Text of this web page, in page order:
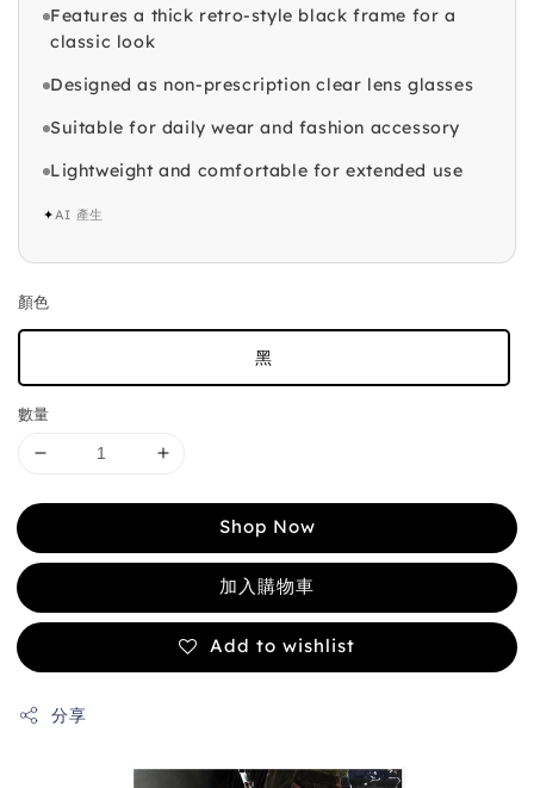
Features a thick retro-style black frame for a
classic look
Designed as non-prescription clear lens glasses
Suitable for daily wear and fashion accessory
Lightweight and comfortable for extended use
✦AI 產生
顏色
黑
數量
Shop Now
加入購物車
Add to wishlist
分享